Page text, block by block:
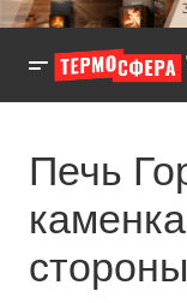
Печь
стороны